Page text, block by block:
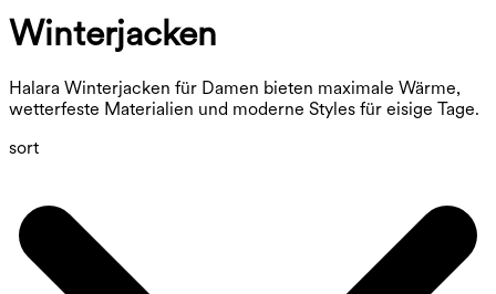
Winterjacken
Halara Winterjacken für Damen bieten maximale Wärme,
wetterfeste Materialien und moderne Styles für eisige Tage.
sort